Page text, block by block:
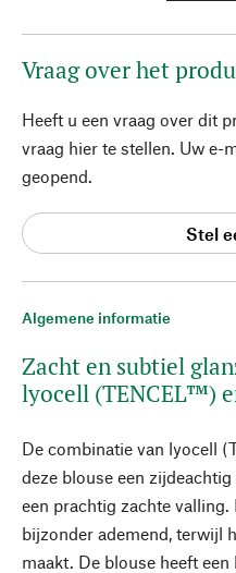
Algemene informatie
Zacht en subtiel
lyocell (TENCEL™)
De combinatie van lyocell
deze blouse een
een prachtig zachte
bijzonder ademend, terwijl
maakt. De blouse heeft
Vraag over het
Heeft u een vraag over dit
vraag hier te stellen. Uw e-
geopend.
Stel